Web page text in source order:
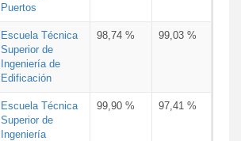
Puertos
Escuela Técnica
Superior de
Ingeniería de
Edificación
98,74 % 99,03 %
Escuela Técnica
Superior de
Ingeniería
99,90 % 97,41 %